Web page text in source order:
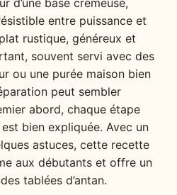
entre puissance et
rustique, généreux et
souvent servi avec des
ou une purée maison bien
peut sembler
abord, chaque étape
bien expliquée. Avec un
astuces, cette recette
aux débutants et offre un
tablées d’antan.